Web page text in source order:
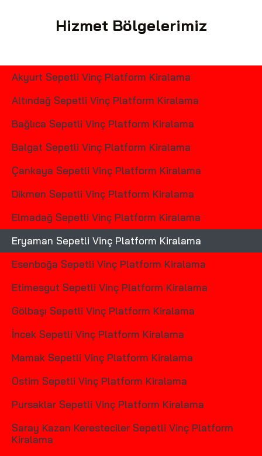
Hizmet Bölgelerimiz
Akyurt Sepetli Vinç Platform Kiralama
Altındağ Sepetli Vinç Platform Kiralama
Bağlıca Sepetli Vinç Platform Kiralama
Balgat Sepetli Vinç Platform Kiralama
Çankaya Sepetli Vinç Platform Kiralama
Dikmen Sepetli Vinç Platform Kiralama
Elmadağ Sepetli Vinç Platform Kiralama
Eryaman Sepetli Vinç Platform Kiralama
Esenboğa Sepetli Vinç Platform Kiralama
Etimesgut Sepetli Vinç Platform Kiralama
Gölbaşı Sepetli Vinç Platform Kiralama
İncek Sepetli Vinç Platform Kiralama
Mamak Sepetli Vinç Platform Kiralama
Ostim Sepetli Vinç Platform Kiralama
Pursaklar Sepetli Vinç Platform Kiralama
Saray Kazan Keresteciler Sepetli Vinç Platform
Kiralama